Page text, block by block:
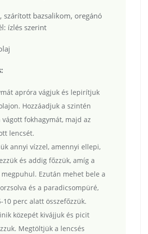
szárított bazsalikom, oregánó
ízlés szerint
apróra vágjuk és lepirítjuk
Hozzáadjuk a szintén
fokhagymát, majd az
lencsét.
annyi vízzel, amennyi ellepi,
és addig főzzük, amíg a
megpuhul. Ezután mehet bele a
és a paradicsompüré,
10 perc alatt összefőzzük.
közepét kivájjuk és picit
Megtöltjük a lencsés